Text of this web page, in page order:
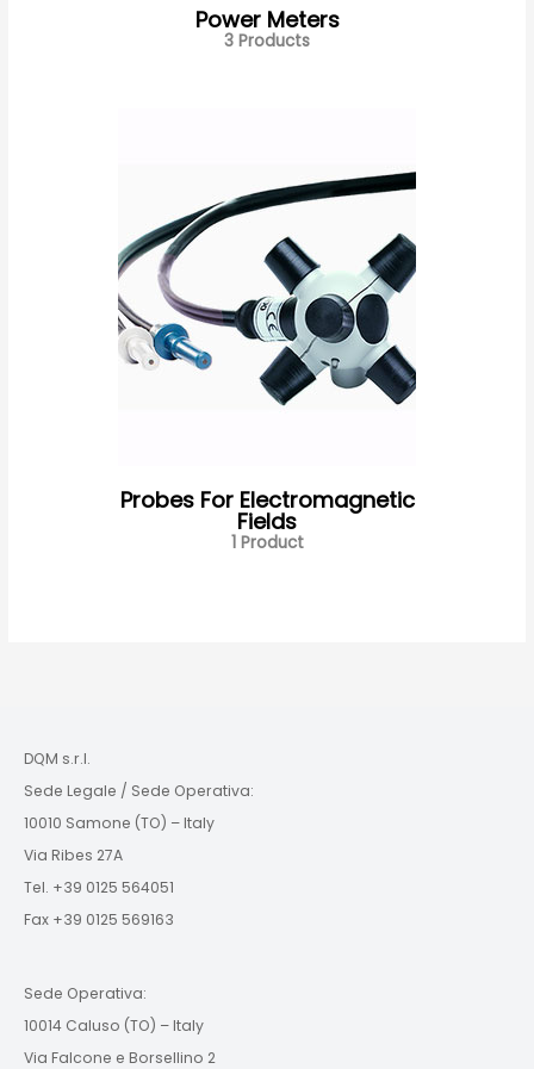
Power Meters
3 Products
Probes For Electromagnetic
Fields
1 Product
DQM s.r.l.
Sede Legale / Sede Operativa:
10010 Samone (TO) – Italy
Via Ribes 27A
Tel. +39 0125 564051
Fax +39 0125 569163
Sede Operativa:
10014 Caluso (TO) – Italy
Via Falcone e Borsellino 2